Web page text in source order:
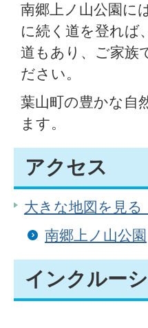
南郷上ノ山公園に
に続く道を登れば
道もあり、ご家族
ださい。
葉山町の豊かな自
ます。
アクセス
大きな地図を見る
南郷上ノ山公園
インクルー